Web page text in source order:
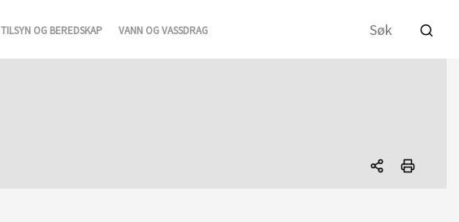
TILSYN OG BEREDSKAP VANN OG VASSDRAG
Del